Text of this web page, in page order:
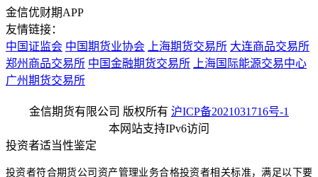
金信优财期APP
友情链接：
中国证监会 中国期货业协会 上海期货交易所 大连商品交易所
郑州商品交易所 中国金融期货交易所
上海国际能源交易中心
广州期货交易所
金信期货有限公司 版权所有 沪ICP备2021031716号-1
本网站支持IPv6访问
投资者适当性鉴定
投资者符合期货公司资产管理业务合格投资者相关标准，满足以下要